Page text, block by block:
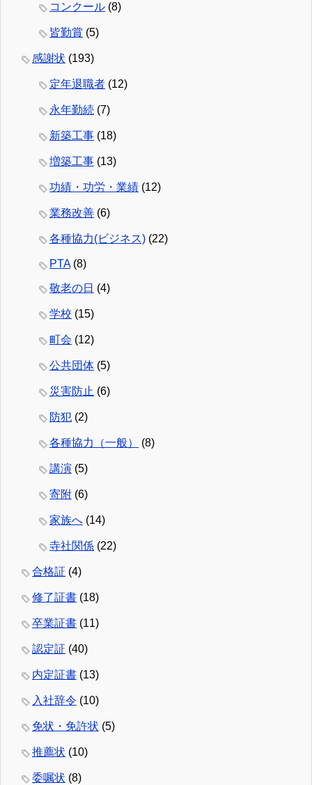
コンクール (8)
皆勤賞 (5)
感謝状 (193)
定年退職者 (12)
永年勤続 (7)
新築工事 (18)
増築工事 (13)
功績・功労・業績 (12)
業務改善 (6)
各種協力(ビジネス) (22)
PTA(8)
敬老の日 (4)
学校 (15)
町会 (12)
公共団体 (5)
災害防止 (6)
防犯 (2)
各種協力（一般） (8)
講演 (5)
寄附 (6)
家族へ (14)
寺社関係 (22)
合格証 (4)
修了証書 (18)
卒業証書 (11)
認定証 (40)
内定証書 (13)
入社辞令 (10)
免状・免許状 (5)
推薦状 (10)
委嘱状 (8)